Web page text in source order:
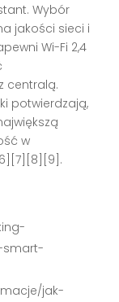
Wybór
jakości sieci i
Wi-Fi 2,4
centralą.
potwierdzają,
w
smart-
jak-